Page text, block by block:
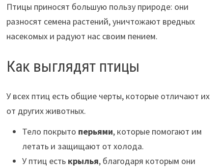
Птицы приносят большую пользу природе: они
разносят семена растений, уничтожают вредных
насекомых и радуют нас своим пением.
Как выглядят птицы
У всех птиц есть общие черты, которые отличают их
от других животных.
Тело покрыто перьями, которые помогают им
летать и защищают от холода.
У птиц есть крылья, благодаря которым они